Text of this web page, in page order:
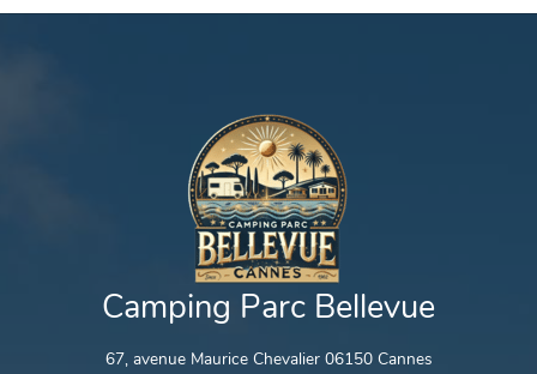
Camping Parc Bellevue
67, avenue Maurice Chevalier 06150 Cannes